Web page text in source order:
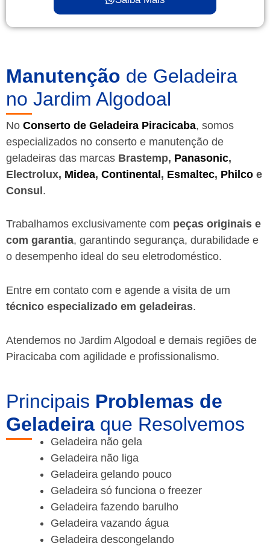
Manutenção de Geladeira
no Jardim Algodoal
No Conserto de Geladeira Piracicaba, somos
especializados no conserto e manutenção de
geladeiras das marcas Brastemp, Panasonic,
Electrolux, Midea, Continental, Esmaltec, Philco e
Consul.
Trabalhamos exclusivamente com peças originais e
com garantia, garantindo segurança, durabilidade e
o desempenho ideal do seu eletrodoméstico.
Entre em contato com e agende a visita de um
técnico especializado em geladeiras.
Atendemos no Jardim Algodoal e demais regiões de
Piracicaba com agilidade e profissionalismo.
Principais Problemas de
Geladeira que Resolvemos
Geladeira não gela
Geladeira não liga
Geladeira gelando pouco
Geladeira só funciona o freezer
Geladeira fazendo barulho
Geladeira vazando água
Geladeira descongelando